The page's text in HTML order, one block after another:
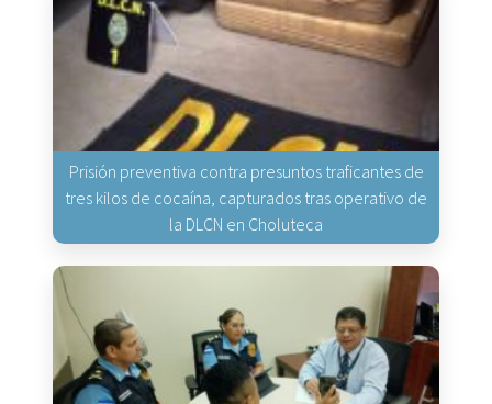
Prisión preventiva contra presuntos traficantes de
tres kilos de cocaína, capturados tras operativo de
la DLCN en Choluteca